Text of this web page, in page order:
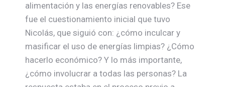
alimentación y las energías renovables? Ese
fue el cuestionamiento inicial que tuvo
Nicolás, que siguió con: ¿cómo inculcar y
masificar el uso de energías limpias? ¿Cómo
hacerlo económico? Y lo más importante,
¿cómo involucrar a todas las personas? La